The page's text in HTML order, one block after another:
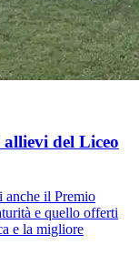
del Liceo
anche il Premio
e quello offerti
e la migliore